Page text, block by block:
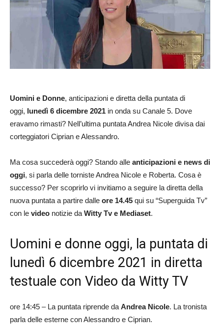
Uomini e Donne, anticipazioni e diretta della puntata di
oggi, lunedì 6 dicembre 2021 in onda su Canale 5. Dove
eravamo rimasti? Nell’ultima puntata Andrea Nicole divisa dai
corteggiatori Ciprian e Alessandro.
Ma cosa succederà oggi? Stando alle anticipazioni e news di
oggi, si parla delle torniste Andrea Nicole e Roberta. Cosa è
successo? Per scoprirlo vi invitiamo a seguire la diretta della
nuova puntata a partire dalle ore 14.45 qui su “Superguida Tv”
con le video notizie da Witty Tv e Mediaset.
Uomini e donne oggi, la puntata di
lunedì 6 dicembre 2021 in diretta
testuale con Video da Witty TV
ore 14:45 – La puntata riprende da Andrea Nicole. La tronista
parla delle esterne con Alessandro e Ciprian.